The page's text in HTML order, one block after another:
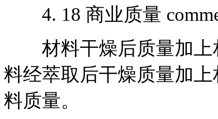
4. 18 商业质量
材料干燥后质量加上
料经萃取后干燥质量加
料质量。